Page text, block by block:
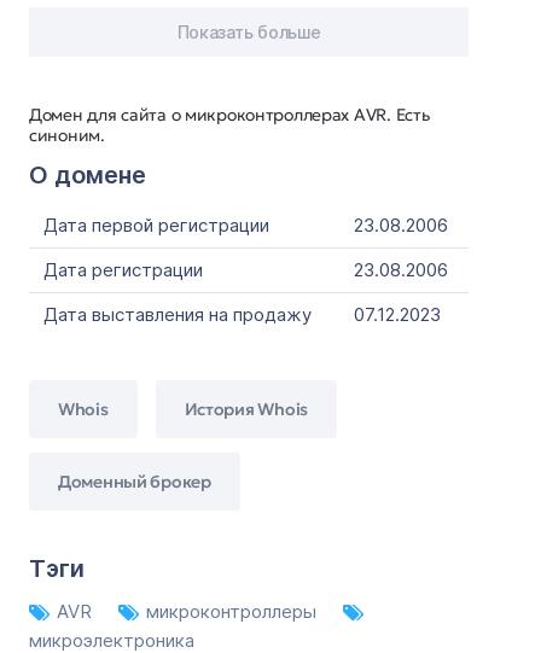
Домен для сайта о микроконтроллерах AVR. Есть
синоним.
О домене
Дата первой регистрации
23.08.2006
Дата регистрации
23.08.2006
Дата выставления на продажу
07.12.2023
Whois История Whois
Доменный брокер
Тэги
AVR
микроконтроллеры
микроэлектроника
Показать больше